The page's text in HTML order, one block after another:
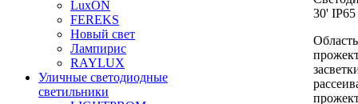
LuxON
FEREKS
Новый свет
Лампирис
RAYLUX
Уличные светодиодные
светильники
30'